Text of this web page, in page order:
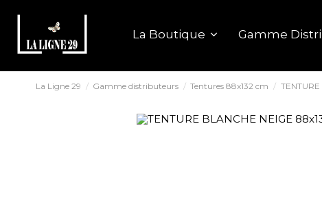
La Boutique Gamme
La Ligne 29 Gamme distributeurs Tentures 88x132 cm